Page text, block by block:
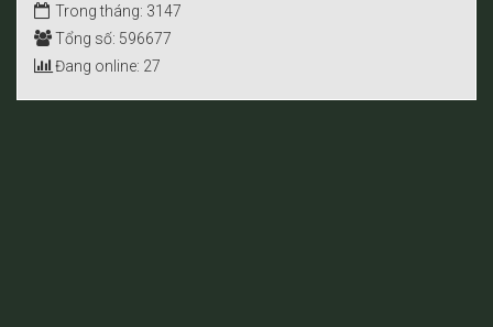
Trong tháng: 3147
Tổng số: 596677
Đang online: 27